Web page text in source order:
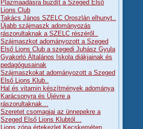
Plazmaadásra buzdít a Szeged Első
Lions Club
Takács János SZELC Oroszlán elhunyt..
Újabb szájmaszk adományozás
rászorultaknak a SZELC részéről..
Szájmaszkot adományozott a Szeged
Első Lions Club a szegedi Juhász Gyula
Gyakorló Általános Iskola diákjainak és
pedagógusainak
Szájmaszkokat adományozott a Szeged
Első Lions Klub..
Hal és vitamin készítmények adománya
Karácsonyra és Újévre a
rászorultaknak…
Szeretet csomagjai az ünnepekre a
Szeged Első Lions Klubtól…
Lions zóna értekezlet Kecskeméten